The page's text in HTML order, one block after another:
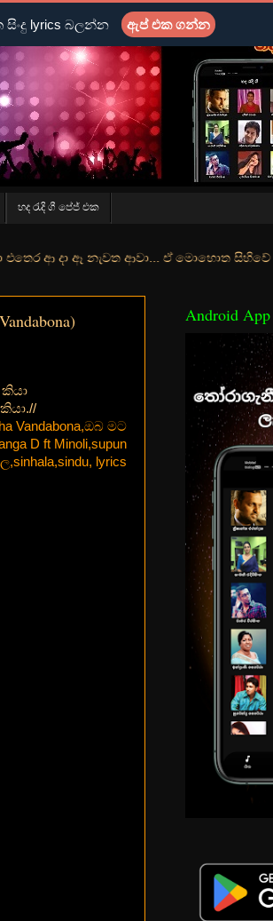
හද රැදි ගී පේජ් එක
ආවා... ඒ මොහොත සිහිවේ අද වගේ...
Android App
lyrics බලන්න ඇප් එක ගන්න